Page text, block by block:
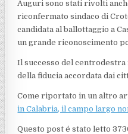
Auguri sono stati rivolti
riconfermato sindaco di
candidata al ballottaggio a
un grande riconoscimento
Il successo del centrodestra
della fiducia accordata dai
Come riportato in un altro
in Calabria, il campo largo
Questo post é stato letto